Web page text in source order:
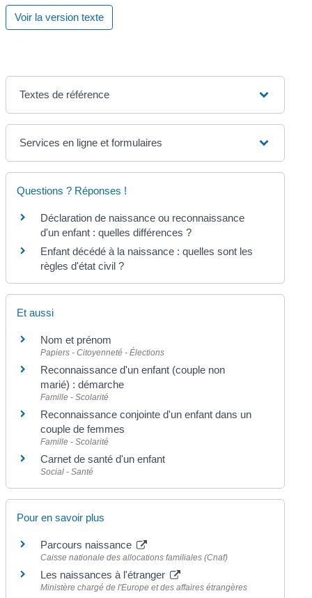
Voir la version texte
Textes de référence
Services en ligne et formulaires
Questions ? Réponses !
Déclaration de naissance ou reconnaissance
d'un enfant : quelles différences ?
Enfant décédé à la naissance : quelles sont les
règles d'état civil ?
Et aussi
Nom et prénom
Papiers - Citoyenneté - Élections
Reconnaissance d'un enfant (couple non
marié) : démarche
Famille - Scolarité
Reconnaissance conjointe d'un enfant dans un
couple de femmes
Famille - Scolarité
Carnet de santé d'un enfant
Social - Santé
Pour en savoir plus
Parcours naissance
Caisse nationale des allocations familiales (Cnaf)
Les naissances à l'étranger
Ministère chargé de l'Europe et des affaires étrangères